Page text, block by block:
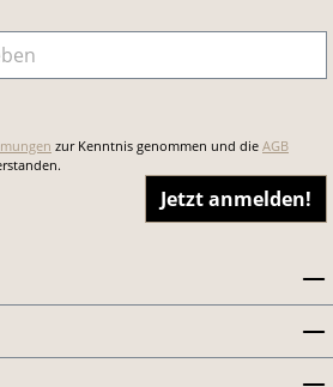
zur Kenntnis genommen und die AGB
Jetzt anmelden!